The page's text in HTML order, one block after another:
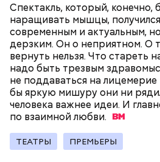
Спектакль, который, конечно,
наращивать мышцы,
современным и актуальным,
дерзким. Он о неприятном. О
вернуть нельзя. Что стареть
надо быть трезвым
не поддаваться на
бы яркую мишуру они ни
человека важнее идеи. И
по взаимнойлюбви.
ТЕАТРЫ ПРЕМЬЕРЫ
Фото: Shutterstock
— Наиболее
салаты, лаваш с творогом и
запеканка. Щавеля там везде
немного, поэтому никакого
Чем разнообразнее рацион
лучше. Потому что это
возникновения дефицитов